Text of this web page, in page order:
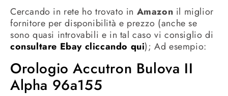
Cercando in rete ho trovato in Amazon il miglior
fornitore per disponibilità e prezzo (anche se
sono quasi introvabili e in tal caso vi consiglio di
consultare Ebay cliccando qui); Ad esempio:
Orologio Accutron Bulova II
Alpha 96a155